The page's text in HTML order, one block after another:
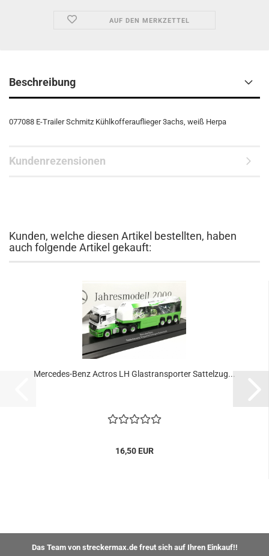
AUF DEN MERKZETTEL
Beschreibung
077088 E-Trailer Schmitz Kühlkofferauflieger 3achs, weiß Herpa
Kundenrezensionen
Kunden, welche diesen Artikel bestellten, haben
auch folgende Artikel gekauft:
Mercedes-Benz Actros LH Glastransporter Sattelzug...
16,50 EUR
Das Team von streckermax.de freut sich auf Ihren Einkauf!!